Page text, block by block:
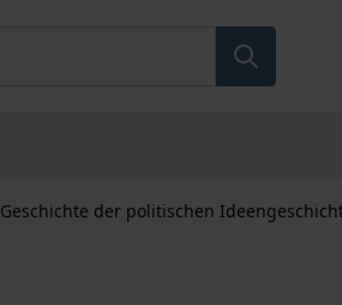
Geschichte der politischen